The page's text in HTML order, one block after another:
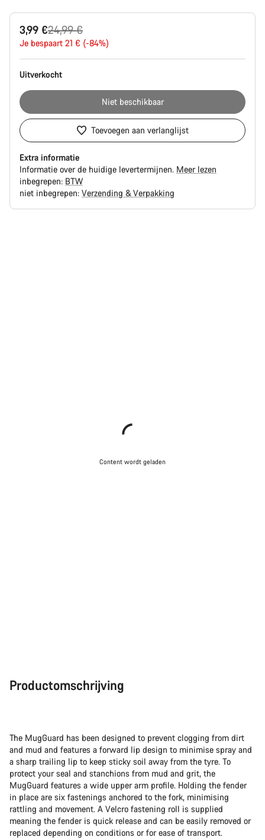
Productconfiguratie
3,99 €
Originele
Prijs
24,99 €
Je bespaart 21 € (-84%)
Uitverkocht
Niet beschikbaar
Toevoegen aan verlanglijst
Extra informatie
Informatie over de huidige levertermijnen. Meer lezen
inbegrepen: BTW
niet inbegrepen: Verzending & Verpakking
Content wordt geladen
Productomschrijving
The MugGuard has been designed to prevent clogging from dirt
and mud and features a forward lip design to minimise spray and
a sharp trailing lip to keep sticky soil away from the tyre. To
protect your seal and stanchions from mud and grit, the
MugGuard features a wide upper arm profile. Holding the fender
in place are six fastenings anchored to the fork, minimising
rattling and movement. A Velcro fastening roll is supplied
meaning the fender is quick release and can be easily removed or
replaced depending on conditions or for ease of transport.